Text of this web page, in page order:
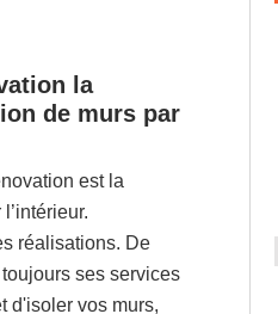
la
de murs par
est la
réalisations. De
ses services
d'isoler vos murs,